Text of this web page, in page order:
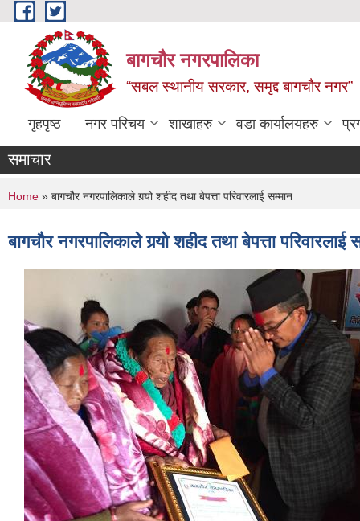
Skip to main content
बागचौर नगरपालिका
“सबल स्थानीय सरकार, समृद्द बागचौर नगर”
गृहपृष्ठ नगर परिचय शाखाहरु वडा ‍कार्यालयहरु
समाचार
You are here
Home » बागचौर नगरपालिकाले गर्‍यो शहीद तथा बेपत्ता परिवारलाई सम्मान
बागचौर नगरपालिकाले गर्‍यो शहीद तथा बेपत्ता परिवारलाई